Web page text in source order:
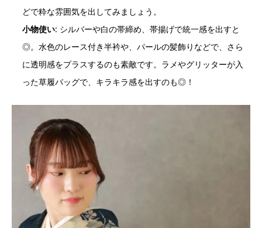
どで粋な雰囲気を出してみましょう。
小物使い: シルバーや白の帯締め、帯揚げで統一感を出すと
◎。水色のレース付き半衿や、パールの髪飾りなどで、さら
に透明感をプラスするのも素敵です。ラメやグリッターが入
った草履バッグで、キラキラ感を出すのも◎！